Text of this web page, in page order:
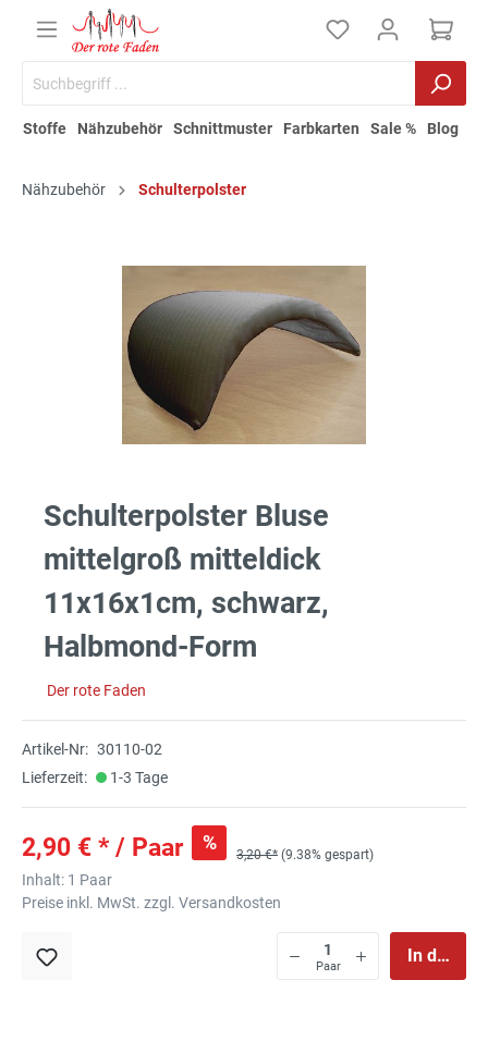
Stoffe Nähzubehör Schnittmuster Farbkarten Sale % Blog
Nähzubehör Schulterpolster
Schulterpolster Bluse
mittelgroß mitteldick
11x16x1cm, schwarz,
Halbmond-Form
Der rote Faden
Artikel-Nr: 30110-02
Lieferzeit:
1-3 Tage
2,90 € * / Paar %
3,20 €* (9.38% gespart)
Inhalt: 1 Paar
Preise inkl. MwSt. zzgl. Versandkosten
Paar
In den